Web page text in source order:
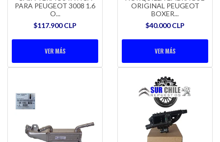
PARA PEUGEOT 3008 1.6
O...
$117.900 CLP
VER MÁS
ORIGINAL PEUGEOT
BOXER...
$40.000 CLP
VER MÁS